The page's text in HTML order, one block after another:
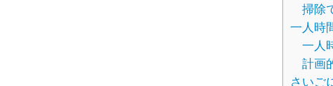
掃除
一人時
一人
計画
さいご